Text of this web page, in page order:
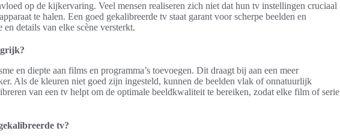
op de kijkervaring. Veel mensen realiseren zich niet dat hun tv instellingen cruciaal
te halen. Een goed gekalibreerde tv staat garant voor scherpe beelden en
details van elke scène versterkt.
en diepte aan films en programma’s toevoegen. Dit draagt bij aan een meer
Als de kleuren niet goed zijn ingesteld, kunnen de beelden vlak of onnatuurlijk
van een tv helpt om de optimale beeldkwaliteit te bereiken, zodat elke film of serie
tv?